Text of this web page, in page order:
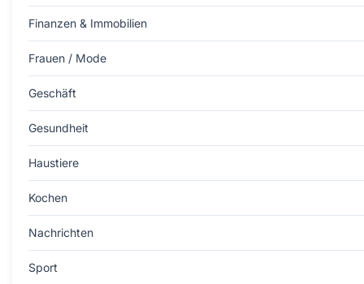
Finanzen & Immobilien
Frauen / Mode
Geschäft
Gesundheit
Haustiere
Kochen
Nachrichten
Sport